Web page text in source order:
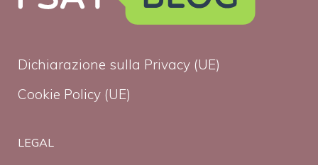
Dichiarazione sulla Privacy (UE)
Cookie Policy (UE)
LEGAL